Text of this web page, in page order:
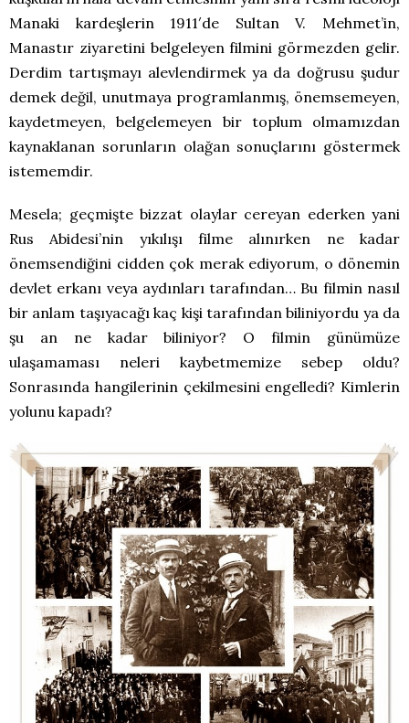
Manaki kardeşlerin 1911′de Sultan V. Mehmet’in,
Manastır ziyaretini belgeleyen filmini görmezden gelir.
Derdim tartışmayı alevlendirmek ya da doğrusu şudur
demek değil, unutmaya programlanmış, önemsemeyen,
kaydetmeyen, belgelemeyen bir toplum olmamızdan
kaynaklanan sorunların olağan sonuçlarını göstermek
istememdir.
Mesela; geçmişte bizzat olaylar cereyan ederken yani
Rus Abidesi’nin yıkılışı filme alınırken ne kadar
önemsendiğini cidden çok merak ediyorum, o dönemin
devlet erkanı veya aydınları tarafından… Bu filmin nasıl
bir anlam taşıyacağı kaç kişi tarafından biliniyordu ya da
şu an ne kadar biliniyor? O filmin günümüze
ulaşamaması neleri kaybetmemize sebep oldu?
Sonrasında hangilerinin çekilmesini engelledi? Kimlerin
yolunu kapadı?